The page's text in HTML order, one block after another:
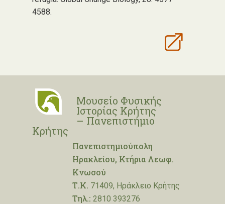
4588.
Μουσείο Φυσικής
Ιστορίας Κρήτης
– Πανεπιστήμιο
Κρήτης
Πανεπιστημιούπολη
Ηρακλείου, Κτήρια Λεωφ.
Κνωσού
Τ.Κ. 71409, Ηράκλειο Κρήτης
Τηλ.: 2810 393276